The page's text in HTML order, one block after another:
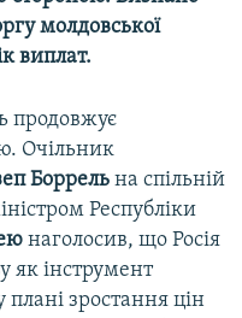
молдовської
виплат.
продовжує
Очільник
Боррель на спільній
Республіки
наголосив, що Росія
як інструмент
зростання цін